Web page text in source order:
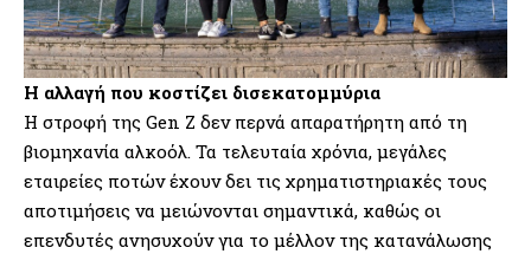
Η αλλαγή που κοστίζει δισεκατομμύρια
Η στροφή της Gen Z δεν περνά απαρατήρητη από τη
βιομηχανία αλκοόλ. Τα τελευταία χρόνια, μεγάλες
εταιρείες ποτών έχουν δει τις χρηματιστηριακές τους
αποτιμήσεις να μειώνονται σημαντικά, καθώς οι
επενδυτές ανησυχούν για το μέλλον της κατανάλωσης